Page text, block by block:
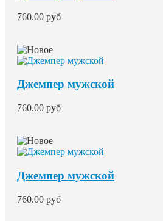
760.00 руб
Джемпер мужской
760.00 руб
Джемпер мужской
760.00 руб